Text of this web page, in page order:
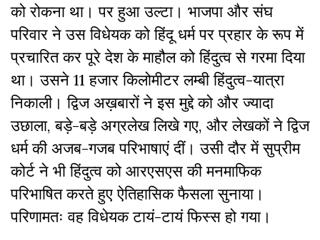
को रोकना था। पर हुआ उल्टा। भाजपा और संघ
परिवार ने उस विधेयक को हिंदू धर्म पर प्रहार के रूप में
प्रचारित कर पूरे देश के माहौल को हिंदुत्व से गरमा दिया
था। उसने 11 हजार किलोमीटर लम्बी हिंदुत्व-यात्रा
निकाली। द्विज अख़बारों ने इस मुद्दे को और ज्यादा
उछाला, बड़े-बड़े अग्रलेख लिखे गए, और लेखकों ने द्विज
धर्म की अजब-गजब परिभाषाएं दीं। उसी दौर में सुप्रीम
कोर्ट ने भी हिंदुत्व को आरएसएस की मनमाफिक
परिभाषित करते हुए ऐतिहासिक फैसला सुनाया।
परिणामतः वह विधेयक टायं-टायं फिस्स हो गया।